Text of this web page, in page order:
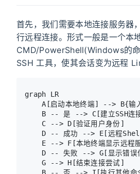
首先，我们需要本地连接服务器
行远程连接。形式一般是一个本
CMD/PowerShell(Windows的
SSH 工具，使其会话变为远程
graph LR
A[启动本地终端] --> B{输
B -- 是 --> C[建立SSH连
    C --> D[验证用户身份]
D -- 成功 --> E[远程
E --> F[本地终端显示远程
D -- 失败 --> G[显示错误
    G --> H[结束连接尝试]